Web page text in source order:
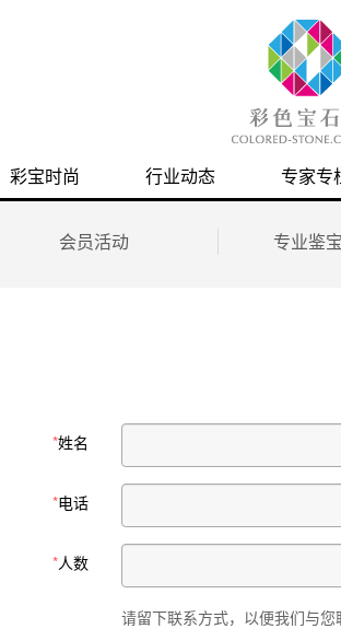
彩宝时尚 行业动态 专家专
会员活动 专业鉴宝
*姓名
*电话
*人数
请留下联系方式，以便我们与您